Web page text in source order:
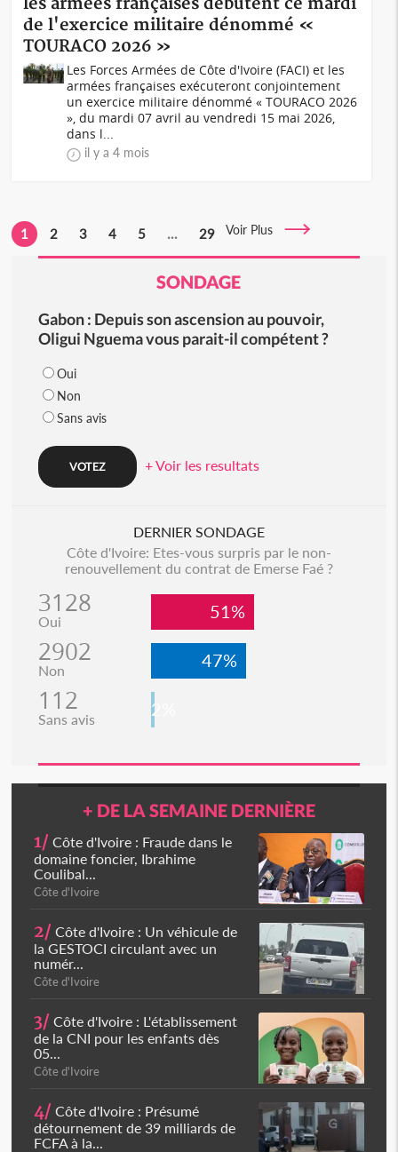
de l'exercice militaire dénommé «
TOURACO 2026 »
Les Forces Armées de Côte d'Ivoire (FACI) et les
armées françaises exécuteront conjointement
un exercice militaire dénommé « TOURACO 2026
», du mardi 07 avril au vendredi 15 mai 2026,
dans l...
il y a 4 mois
1 2 3 4 5 ... 29 Voir Plus
SONDAGE
Gabon : Depuis son ascension au pouvoir,
Oligui Nguema vous parait-il compétent ?
Oui
Non
Sans avis
+ Voir les resultats
DERNIER SONDAGE
Côte d'Ivoire: Etes-vous surpris par le non-
renouvellement du contrat de Emerse Faé ?
3128
Oui 51%
2902
Non 47%
112
Sans avis 2%
+ DE LA SEMAINE DERNIÈRE
1/ Côte d'Ivoire : Fraude dans le
domaine foncier, Ibrahime
Coulibal...
Côte d'Ivoire
2/ Côte d'Ivoire : Un véhicule de
la GESTOCI circulant avec un
numér...
Côte d'Ivoire
3/ Côte d'Ivoire : L'établissement
de la CNI pour les enfants dès
05...
Côte d'Ivoire
4/ Côte d'Ivoire : Présumé
détournement de 39 milliards de
FCFA à la...